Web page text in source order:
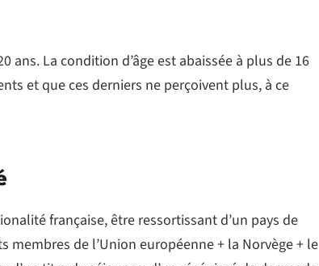
ans. La condition d’âge est abaissée à plus de 16
et que ces derniers ne perçoivent plus, à ce
française, être ressortissant d’un pays de
membres de l’Union européenne + la Norvège + le